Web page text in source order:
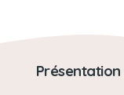
Présentation